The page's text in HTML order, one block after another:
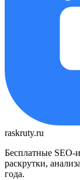
raskruty.ru
Бесплатные SEO-
раскрутки,
года.